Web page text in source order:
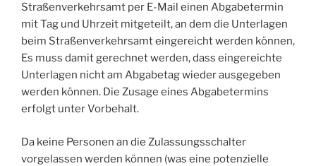
Straßenverkehrsamt per E-Mail einen Abgabetermin
mit Tag und Uhrzeit mitgeteilt, an dem die Unterlagen
beim Straßenverkehrsamt eingereicht werden können,
Es muss damit gerechnet werden, dass eingereichte
Unterlagen nicht am Abgabetag wieder ausgegeben
werden können. Die Zusage eines Abgabetermins
erfolgt unter Vorbehalt.
Da keine Personen an die Zulassungsschalter
vorgelassen werden können (was eine potenzielle